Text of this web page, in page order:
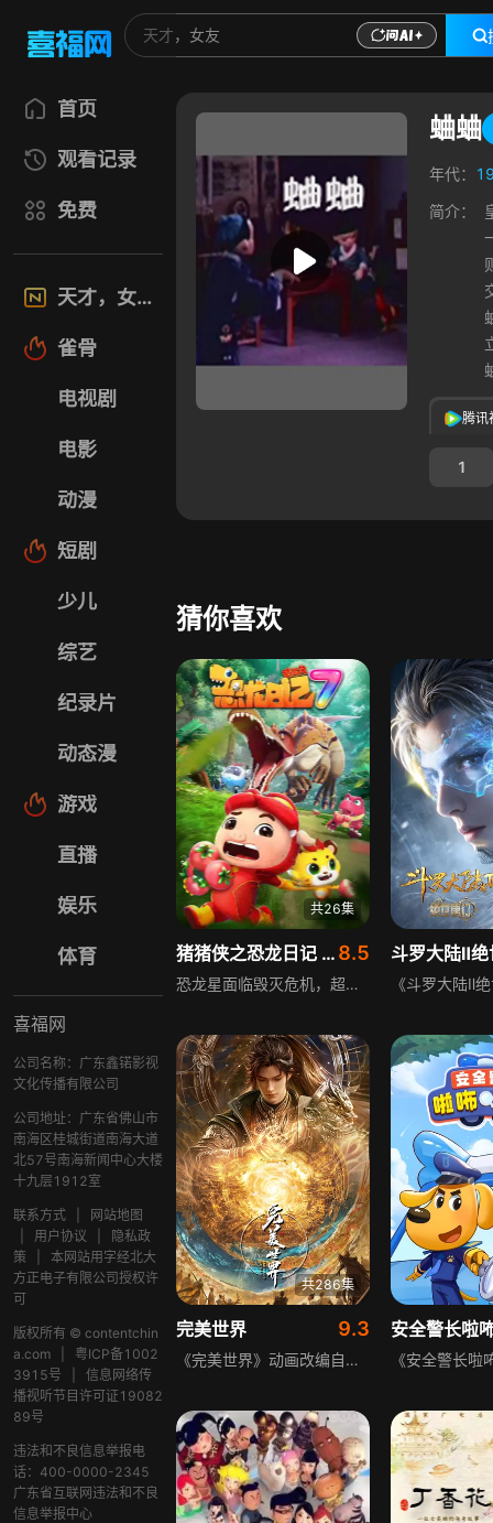
首页
观看记录
免费
天才，女友
雀骨
电视剧
电影
动漫
短剧
少儿
综艺
纪录片
动态漫
游戏
直播
娱乐
体育
喜福网
公司名称：广东鑫锘影视
文化传播有限公司
公司地址：广东省佛山市
南海区桂城街道南海大道
北57号南海新闻中心大楼
十九层1912室
联系方式
网站地图
用户协议
隐私政
策
本网站用字经北大
方正电子有限公司授权许
可
版权所有 © contentchin
a.com
粤ICP备1002
3915号
信息网络传
播视听节目许可证19082
89号
违法和不良信息举报电
话：400-0000-2345
广东省互联网违法和不良
信息举报中心
蛐蛐
年代：
简介：
腾讯
1
猜你喜欢
共26集
猪猪侠之恐龙日记 第7季 8.5
恐龙星面临毁灭危机，超星特工猪猪侠和同伴阿五、六六、阿七等，协助迷糊博士将恐龙星恐龙转移到方舟。他们克服恐龙星恶劣气候环境，根据不同恐龙生活习性、情绪状态接触恐龙，过程中不怕艰辛，如为让黄昏龙吃难摘果子找功夫大师特训，帮失眠寐龙找睡觉地方不眠不休，与恐龙建立互信顺利完成转移，也获得成长，成为共同守护恐龙的好伙伴。
斗罗大陆Ⅱ
共286集
完美世界 9.3
《完美世界》动画改编自起点白金作者辰东遮天三部曲的第二部，聚焦男主石昊的传奇修道历程。石昊为修道而生、为应劫而至，身化亿万血雨洒落万古岁月，历经无数时空熬炼与岁月长河洗礼，最终他化万古、他化自在。动画还原原著的宏大世界观与热血冒险主线，呈现石昊从懵懂少年成长为盖世强者的极致辉煌，讲述其跨越万古的修行、征战与守护，为观众展现东方玄幻世界的壮阔史诗与无尽传说。
安全警长啦